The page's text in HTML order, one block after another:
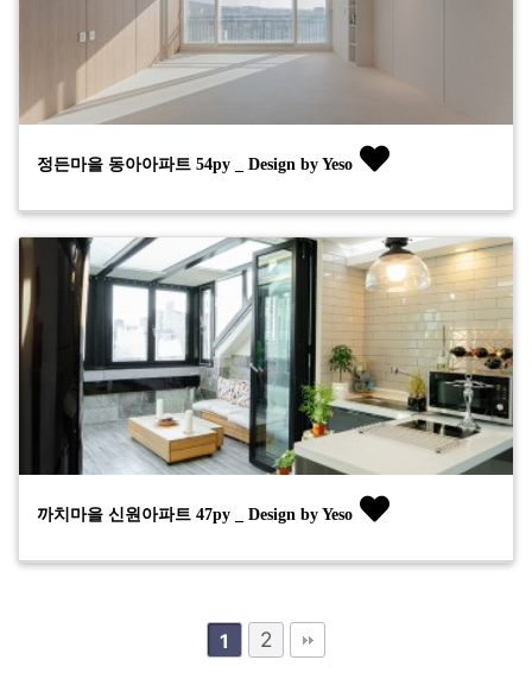
정든마을 동아아파트 54py _ Design by Yeso
까치마을 신원아파트 47py _ Design by Yeso
1 2